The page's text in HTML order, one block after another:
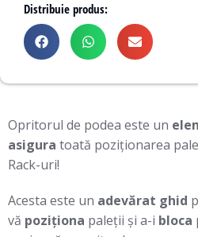
Distribuie produs:
Opritorul de podea este un
asigura toată poziționarea
Rack-uri!
Acesta este un adevărat ghid
vă poziționa paleții și a-i bloca